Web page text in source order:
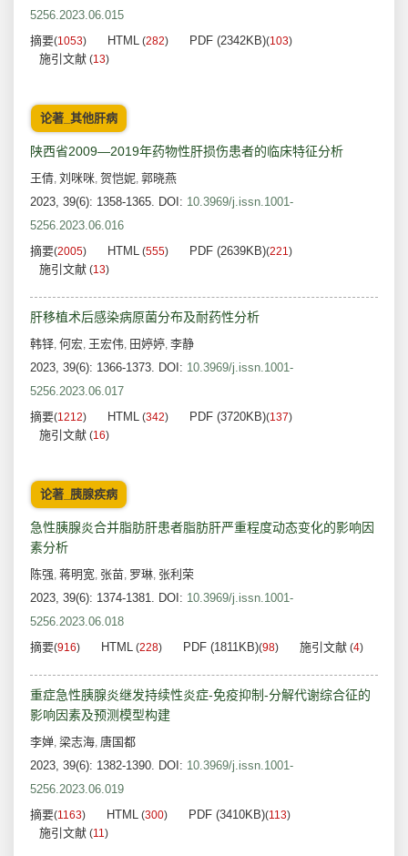
5256.2023.06.015
摘要(1053) HTML (282) PDF (2342KB)(103)
施引文献 (13)
论著_其他肝病
陕西省2009—2019年药物性肝损伤患者的临床特征分析
王倩, 刘咪咪, 贺恺妮, 郭晓燕
2023, 39(6): 1358-1365. DOI: 10.3969/j.issn.1001-
5256.2023.06.016
摘要(2005) HTML (555) PDF (2639KB)(221)
施引文献 (13)
肝移植术后感染病原菌分布及耐药性分析
韩铎, 何宏, 王宏伟, 田婷婷, 李静
2023, 39(6): 1366-1373. DOI: 10.3969/j.issn.1001-
5256.2023.06.017
摘要(1212) HTML (342) PDF (3720KB)(137)
施引文献 (16)
论著_胰腺疾病
急性胰腺炎合并脂肪肝患者脂肪肝严重程度动态变化的影响因
素分析
陈强, 蒋明宽, 张苗, 罗琳, 张利荣
2023, 39(6): 1374-1381. DOI: 10.3969/j.issn.1001-
5256.2023.06.018
摘要(916) HTML (228) PDF (1811KB)(98) 施引文献 (4)
重症急性胰腺炎继发持续性炎症-免疫抑制-分解代谢综合征的
影响因素及预测模型构建
李婵, 梁志海, 唐国都
2023, 39(6): 1382-1390. DOI: 10.3969/j.issn.1001-
5256.2023.06.019
摘要(1163) HTML (300) PDF (3410KB)(113)
施引文献 (11)